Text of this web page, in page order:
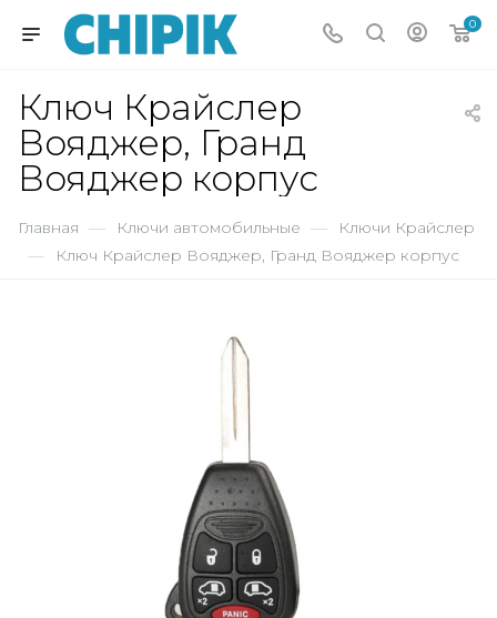
0
Ключ Крайслер
Вояджер, Гранд
Вояджер корпус
Главная — Ключи автомобильные — Ключи Крайслер
— Ключ Крайслер Вояджер, Гранд Вояджер корпус